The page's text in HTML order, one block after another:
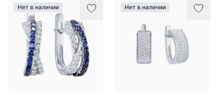
Нет в наличии Нет в наличии